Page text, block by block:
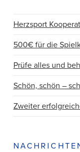
Herzsport
500€ für die
Prüfe alles und
Schön, schön –
Zweiter